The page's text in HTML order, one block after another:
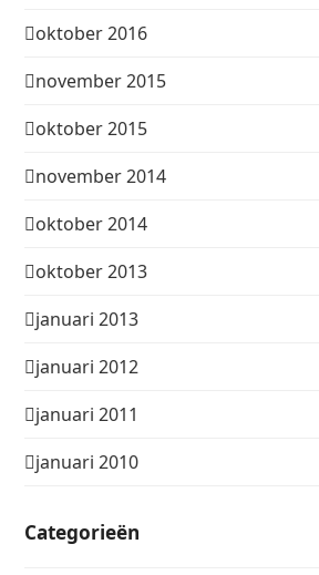
oktober 2016
november 2015
oktober 2015
november 2014
oktober 2014
oktober 2013
januari 2013
januari 2012
januari 2011
januari 2010
Categorieën